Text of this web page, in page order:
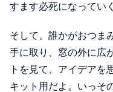
すます必死になっていく
そして、誰かがおつま
手に取り、窓の外に広
トを見て、アイデアを
キット用だよ。いっそ